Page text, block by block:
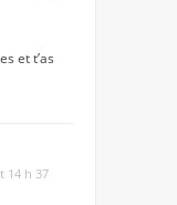
et t’as
14 h 37